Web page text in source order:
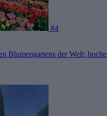
#4
Blumengartens der Welt;